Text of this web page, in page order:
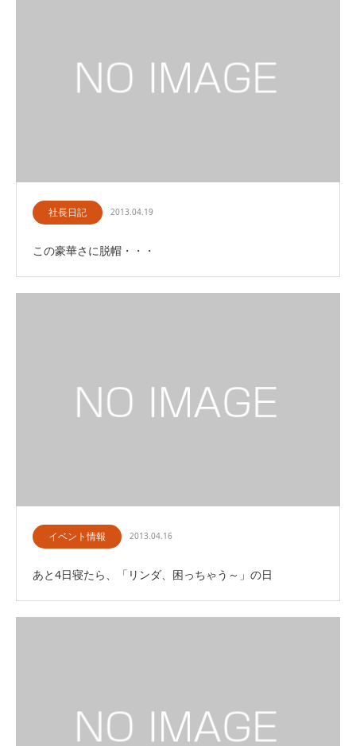
社長日記 2013.04.19
この豪華さに脱帽・・・
イベント情報 2013.04.16
あと4日寝たら、「リンダ、困っちゃう～」の日